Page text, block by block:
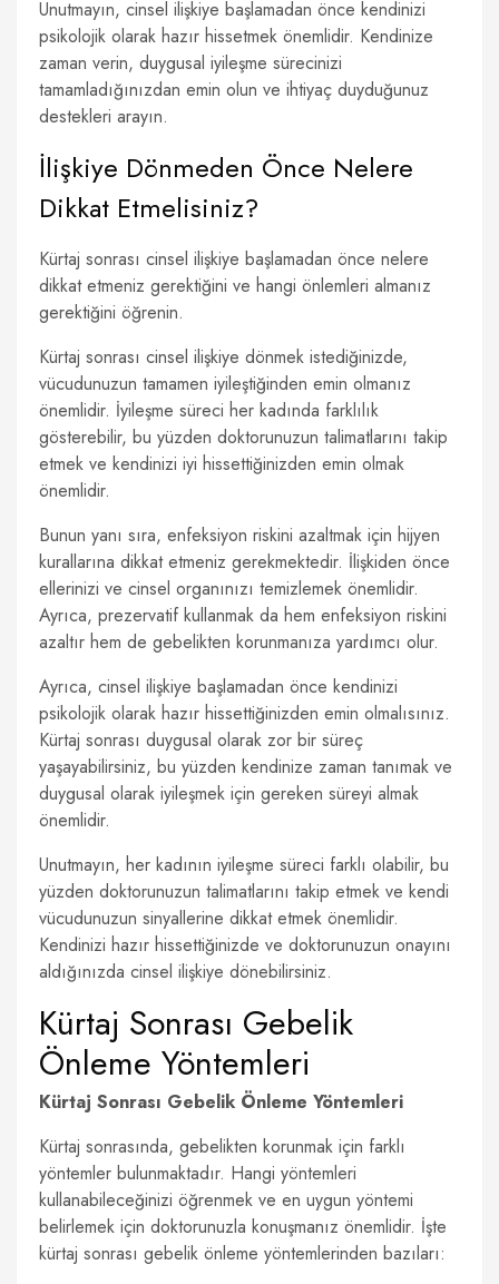
Unutmayın, cinsel ilişkiye başlamadan önce kendinizi
psikolojik olarak hazır hissetmek önemlidir. Kendinize
zaman verin, duygusal iyileşme sürecinizi
tamamladığınızdan emin olun ve ihtiyaç duyduğunuz
destekleri arayın.
İlişkiye Dönmeden Önce Nelere
Dikkat Etmelisiniz?
Kürtaj sonrası cinsel ilişkiye başlamadan önce nelere
dikkat etmeniz gerektiğini ve hangi önlemleri almanız
gerektiğini öğrenin.
Kürtaj sonrası cinsel ilişkiye dönmek istediğinizde,
vücudunuzun tamamen iyileştiğinden emin olmanız
önemlidir. İyileşme süreci her kadında farklılık
gösterebilir, bu yüzden doktorunuzun talimatlarını takip
etmek ve kendinizi iyi hissettiğinizden emin olmak
önemlidir.
Bunun yanı sıra, enfeksiyon riskini azaltmak için hijyen
kurallarına dikkat etmeniz gerekmektedir. İlişkiden önce
ellerinizi ve cinsel organınızı temizlemek önemlidir.
Ayrıca, prezervatif kullanmak da hem enfeksiyon riskini
azaltır hem de gebelikten korunmanıza yardımcı olur.
Ayrıca, cinsel ilişkiye başlamadan önce kendinizi
psikolojik olarak hazır hissettiğinizden emin olmalısınız.
Kürtaj sonrası duygusal olarak zor bir süreç
yaşayabilirsiniz, bu yüzden kendinize zaman tanımak ve
duygusal olarak iyileşmek için gereken süreyi almak
önemlidir.
Unutmayın, her kadının iyileşme süreci farklı olabilir, bu
yüzden doktorunuzun talimatlarını takip etmek ve kendi
vücudunuzun sinyallerine dikkat etmek önemlidir.
Kendinizi hazır hissettiğinizde ve doktorunuzun onayını
aldığınızda cinsel ilişkiye dönebilirsiniz.
Kürtaj Sonrası Gebelik
Önleme Yöntemleri
Kürtaj Sonrası Gebelik Önleme Yöntemleri
Kürtaj sonrasında, gebelikten korunmak için farklı
yöntemler bulunmaktadır. Hangi yöntemleri
kullanabileceğinizi öğrenmek ve en uygun yöntemi
belirlemek için doktorunuzla konuşmanız önemlidir. İşte
kürtaj sonrası gebelik önleme yöntemlerinden bazıları: